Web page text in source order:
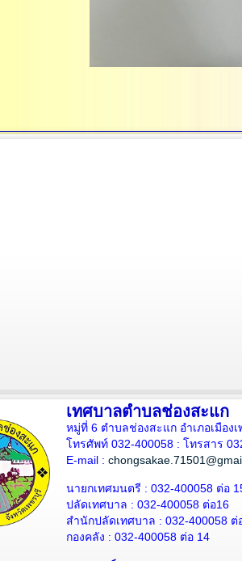
เทศบาลตำบลช่องสะแก
หมู่ที่ 6 ตำบลช่องสะแก อำเภอเมือง
โทรศัพท์ 032-400058 : โทรสาร
E-mail :
นายกเทศมนตรี : 032-400058 ต่อ
ปลัดเทศบาล : 032-400058 ต่อ16
สำนักปลัดเทศบาล : 032-400058 ต่
กองคลัง : 032-400058 ต่อ 14